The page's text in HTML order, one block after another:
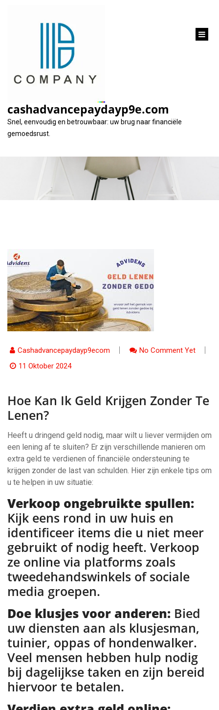
cashadvancepaydayp9e.com
Snel, eenvoudig en betrouwbaar: uw brug naar financiële
gemoedsrust.
Hoe kan ik geld
krijgen zonder te
lenen?
Cashadvancepaydayp9ecom
No Comment Yet
11 Oktober 2024
Hoe Kan Ik Geld Krijgen Zonder Te
Lenen?
Heeft u dringend geld nodig, maar wilt u liever vermijden om
een lening af te sluiten? Er zijn verschillende manieren om
extra geld te verdienen of financiële ondersteuning te
krijgen zonder de last van schulden. Hier zijn enkele tips om
u te helpen in uw situatie:
Verkoop ongebruikte spullen:
Kijk eens rond in uw huis en
identificeer items die u niet meer
gebruikt of nodig heeft. Verkoop
ze online via platforms zoals
tweedehandswinkels of sociale
media groepen.
Doe klusjes voor anderen: Bied
uw diensten aan als klusjesman,
tuinier, oppas of hondenwalker.
Veel mensen hebben hulp nodig
bij dagelijkse taken en zijn bereid
hiervoor te betalen.